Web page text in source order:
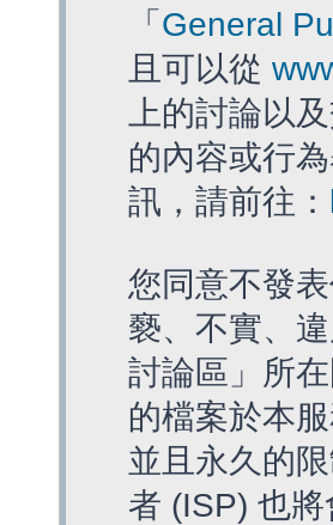
「 General
且可以從
上的討論以
的內容或行
訊，請前往：
您同意不發
褻、不實、
討論區」所
的檔案於本
並且永久的
者 (ISP) 也